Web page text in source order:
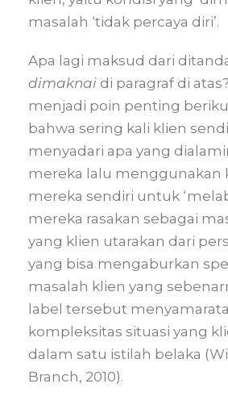
masalah ‘tidak percaya diri’.
Apa lagi maksud dari
dimaknai di paragraf di
menjadi poin penting
bahwa sering kali klien
menyadari apa yang
mereka lalu menggunakan
mereka sendiri untuk
mereka rasakan sebagai
yang klien utarakan dari
yang bisa mengaburkan
masalah klien yang
label tersebut
kompleksitas situasi yang
dalam satu istilah belaka
Branch, 2010).